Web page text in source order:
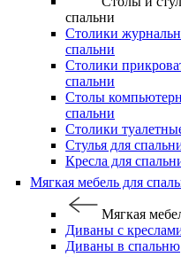
спальни
Столики
спальни
Столики
спальни
Столы
спальни
Столики
Стулья для
Кресла для
Мягкая мебель для
Мягкая
Диваны с
Диваны в спальню